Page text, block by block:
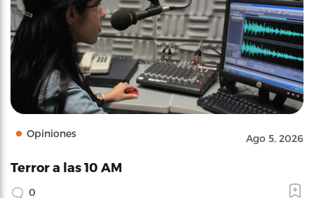
Opiniones Ago 5, 2026
Terror a las 10 AM
0